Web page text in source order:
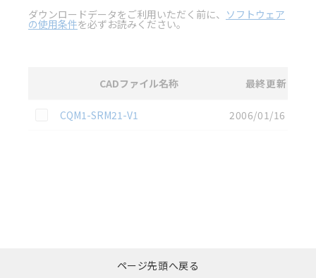
ダウンロードデータをご利用いただく前に、 ソフトウェア
の使用条件を必ずお読みください。
CADファイル名称 最終更新
この資料を選択
CQM1-SRM21-V1 2006/01/16
括ダウンロード
ページ先頭へ戻る